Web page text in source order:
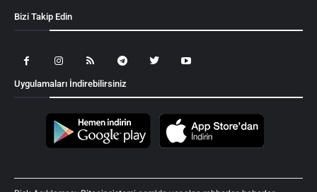
Bizi Takip Edin
Uygulamaları İndirebilirsiniz